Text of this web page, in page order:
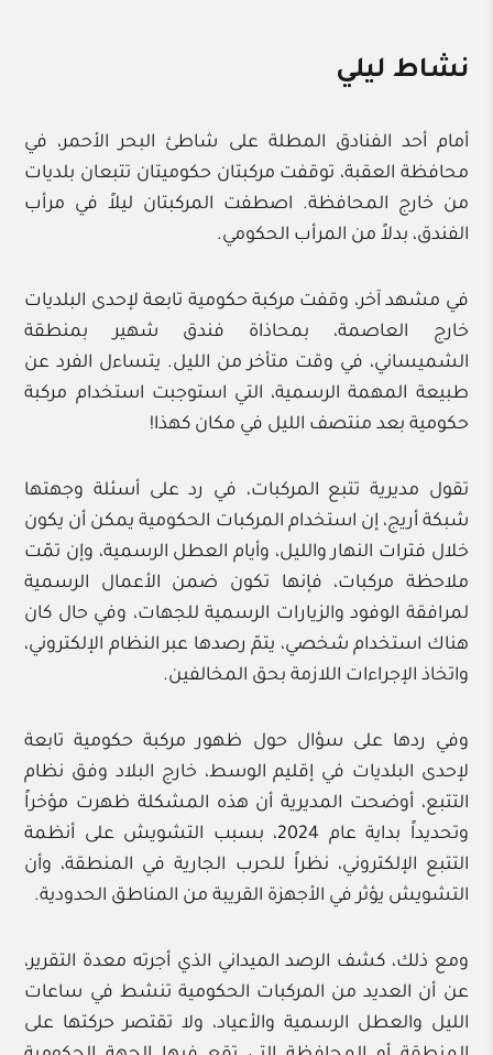
نشاط ليلي
أمام أحد الفنادق المطلة على شاطئ البحر الأحمر، في
محافظة العقبة، توقفت مركبتان حكوميتان تتبعان بلديات
من خارج المحافظة. اصطفت المركبتان ليلاً في مرأب
الفندق، بدلاً من المرأب الحكومي.
في مشهد آخر، وقفت مركبة حكومية تابعة لإحدى البلديات
خارج العاصمة، بمحاذاة فندق شهير بمنطقة
الشميساني، في وقت متأخر من الليل. يتساءل الفرد عن
طبيعة المهمة الرسمية، التي استوجبت استخدام مركبة
حكومية بعد منتصف الليل في مكان كهذا!
تقول مديرية تتبع المركبات، في رد على أسئلة وجهتها
شبكة أريج، إن استخدام المركبات الحكومية يمكن أن يكون
خلال فترات النهار والليل، وأيام العطل الرسمية، وإن تمّت
ملاحظة مركبات، فإنها تكون ضمن الأعمال الرسمية
لمرافقة الوفود والزيارات الرسمية للجهات، وفي حال كان
هناك استخدام شخصي، يتمّ رصدها عبر النظام الإلكتروني،
واتخاذ الإجراءات اللازمة بحق المخالفين.
وفي ردها على سؤال حول ظهور مركبة حكومية تابعة
لإحدى البلديات في إقليم الوسط، خارج البلاد وفق نظام
التتبع، أوضحت المديرية أن هذه المشكلة ظهرت مؤخراً
وتحديداً بداية عام 2024، بسبب التشويش على أنظمة
التتبع الإلكتروني، نظراً للحرب الجارية في المنطقة، وأن
التشويش يؤثر في الأجهزة القريبة من المناطق الحدودية.
ومع ذلك، كشف الرصد الميداني الذي أجرته معدة التقرير،
عن أن العديد من المركبات الحكومية تنشط في ساعات
الليل والعطل الرسمية والأعياد، ولا تقتصر حركتها على